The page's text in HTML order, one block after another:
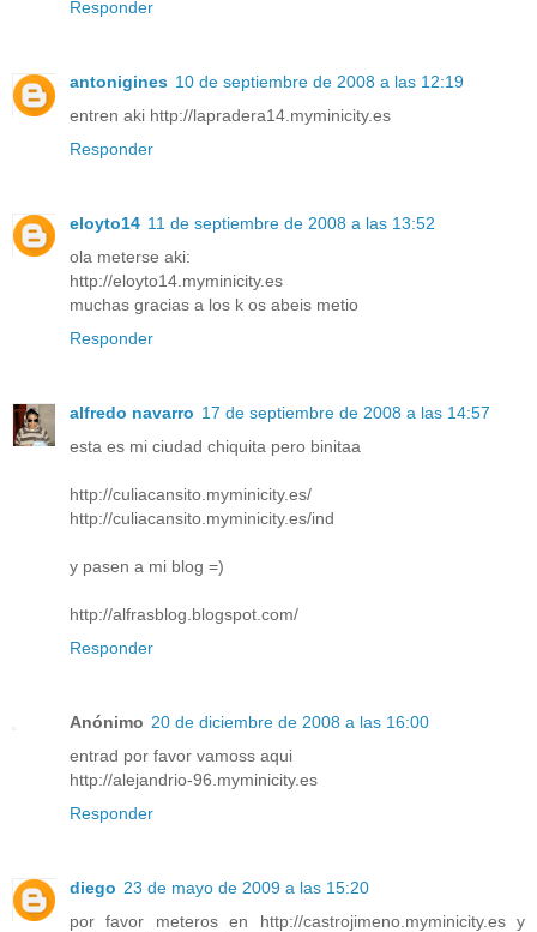
Responder
antonigines 10 de septiembre de 2008 a las 12:19
entren aki http://lapradera14.myminicity.es
Responder
eloyto14 11 de septiembre de 2008 a las 13:52
ola meterse aki:
http://eloyto14.myminicity.es
muchas gracias a los k os abeis metio
Responder
alfredo navarro 17 de septiembre de 2008 a las 14:57
esta es mi ciudad chiquita pero binitaa
http://culiacansito.myminicity.es/
http://culiacansito.myminicity.es/ind
y pasen a mi blog =)
http://alfrasblog.blogspot.com/
Responder
Anónimo 20 de diciembre de 2008 a las 16:00
entrad por favor vamoss aqui
http://alejandrio-96.myminicity.es
Responder
diego 23 de mayo de 2009 a las 15:20
por favor meteros en http://castrojimeno.myminicity.es y